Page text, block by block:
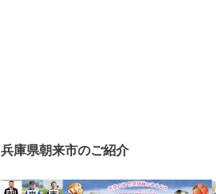
兵庫県朝来市のご紹介